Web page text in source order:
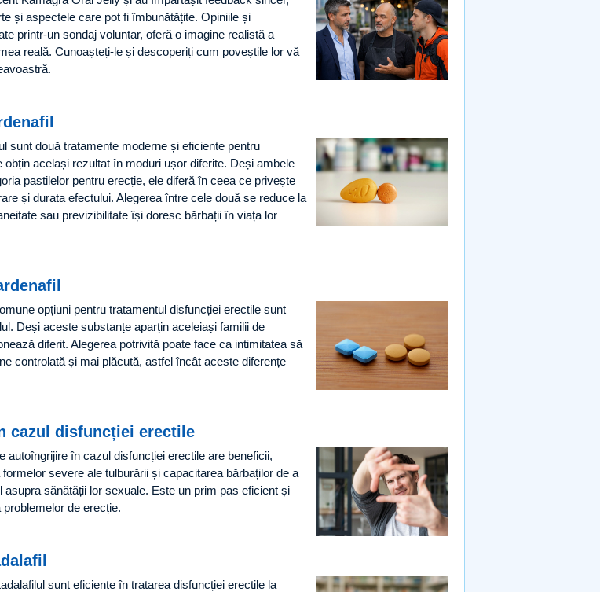
și aspectele care pot fi îmbunătățite. Opiniile și
printr-un sondaj voluntar, oferă o imagine realistă a
reală. Cunoașteți-le și descoperiți cum poveștile lor vă
sunt două tratamente moderne și eficiente pentru
obțin același rezultat în moduri ușor diferite. Deși ambele
pastilelor pentru erecție, ele diferă în ceea ce privește
și durata efectului. Alegerea între cele două se reduce la
sau previzibilitate își doresc bărbații în viața lor
opțiuni pentru tratamentul disfuncției erectile sunt
Deși aceste substanțe aparțin aceleiași familii de
diferit. Alegerea potrivită poate face ca intimitatea să
controlată și mai plăcută, astfel încât aceste diferențe
cazul disfuncției erectile
autoîngrijire în cazul disfuncției erectile are beneficii,
severe ale tulburării și capacitarea bărbaților de a
asupra sănătății lor sexuale. Este un prim pas eficient și
de erecție.
sunt eficiente în tratarea disfuncției erectile la